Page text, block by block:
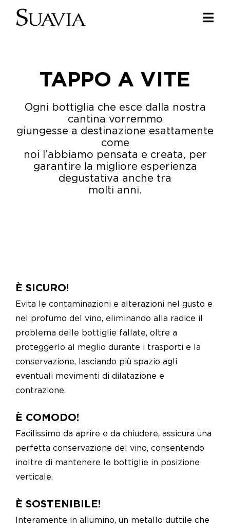
Salta
I nostri vini
Noi di Suavia
Il nostro lavoro
I nostri vigneti
EN
IT
TAPPO A VITE
Ogni bottiglia che esce dalla nostra
cantina vorremmo
giungesse a destinazione esattamente
come
noi l’abbiamo pensata e creata, per
garantire la migliore esperienza
degustativa anche tra
molti anni.
È SICURO!
Evita le contaminazioni e alterazioni nel gusto e
nel profumo del vino, eliminando alla radice il
problema delle bottiglie fallate, oltre a
proteggerlo al meglio durante i trasporti e la
conservazione, lasciando più spazio agli
eventuali movimenti di dilatazione e
contrazione.
È COMODO!
Facilissimo da aprire e da chiudere, assicura una
perfetta conservazione del vino, consentendo
inoltre di mantenere le bottiglie in posizione
verticale.
È SOSTENIBILE!
Interamente in allumino, un metallo duttile che